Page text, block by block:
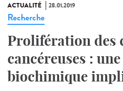
ACTUALITÉ 28.01.2019
Recherche
Prolifération des
cancéreuses :
biochimique